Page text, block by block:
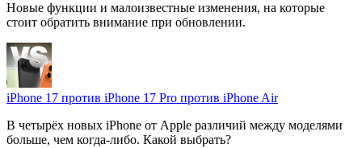
Новые функции и малоизвестные изменения, на которые
стоит обратить внимание при обновлении.
iPhone 17 против iPhone 17 Pro против iPhone Air
В четырёх новых iPhone от Apple различий между моделями
больше, чем когда-либо. Какой выбрать?